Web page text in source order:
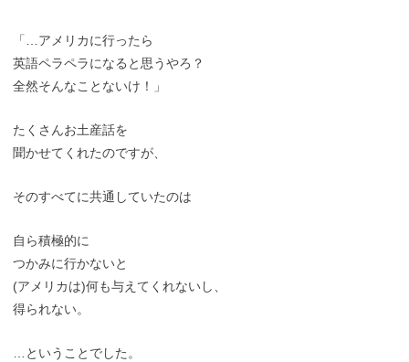
「…アメリカに行ったら
英語ペラペラになると思うやろ？
全然そんなことないけ！」
たくさんお土産話を
聞かせてくれたのですが、
そのすべてに共通していたのは
自ら積極的に
つかみに行かないと
(アメリカは)何も与えてくれないし、
得られない。
…ということでした。